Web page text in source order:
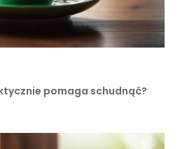
pomaga schudnąć?